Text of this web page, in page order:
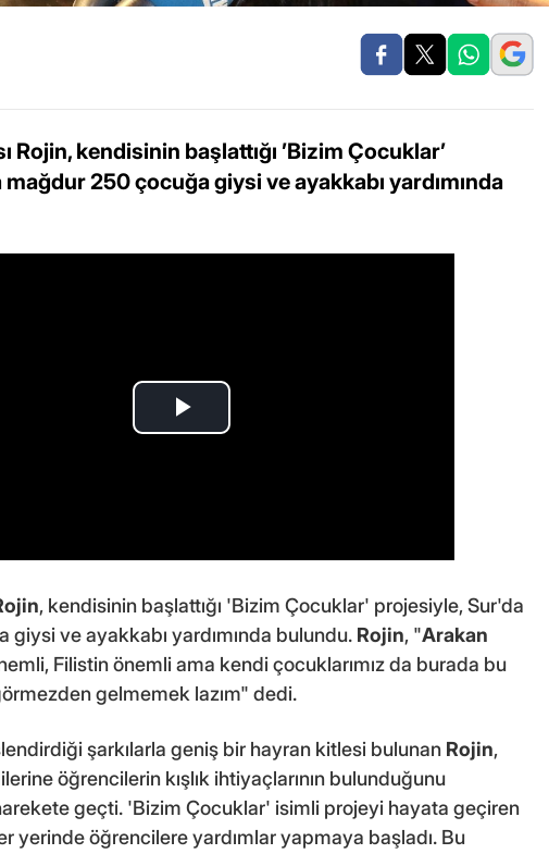
Rojin, kendisinin başlattığı ’Bizim Çocuklar’
mağdur 250 çocuğa giysi ve ayakkabı yardımında
, kendisinin başlattığı 'Bizim Çocuklar' projesiyle, Sur'da
ve ayakkabı yardımında bulundu. Rojin, "Arakan
Filistin önemli ama kendi çocuklarımız da burada bu
gelmemek lazım" dedi.
şarkılarla geniş bir hayran kitlesi bulunan Rojin,
öğrencilerin kışlık ihtiyaçlarının bulunduğunu
geçti. 'Bizim Çocuklar' isimli projeyi hayata geçiren
yerinde öğrencilere yardımlar yapmaya başladı. Bu